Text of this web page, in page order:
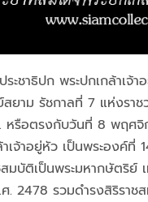
ระชาธิปก พระปกเกล้า
ยาม รัชกาลที่ 7 แห่งรา
. หรือตรงกับวันที่ 8 พฤศ
เจ้าอยู่หัว เป็นพระองค์ที่
มบัติเป็นพระมหากษัตริ
. 2478 รวมดำรงสิริรา